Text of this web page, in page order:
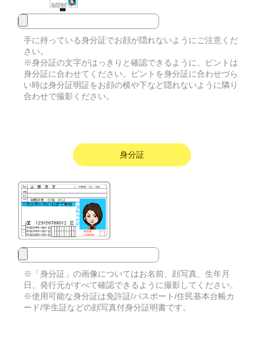
手に持っている身分証でお顔が隠れないようにご注意くだ
さい。
※身分証の文字がはっきりと確認できるように、ピントは
身分証に合わせてください。ピントを身分証に合わせづら
い時は身分証明証をお顔の横や下など隠れないように隣り
合わせで撮影ください。
身分証
※「身分証」の画像についてはお名前、顔写真、生年月
日、発行元がすべて確認できるように撮影してください。
※使用可能な身分証は免許証/パスポート/住民基本台帳カ
ード/学生証などの顔写真付身分証明書です。